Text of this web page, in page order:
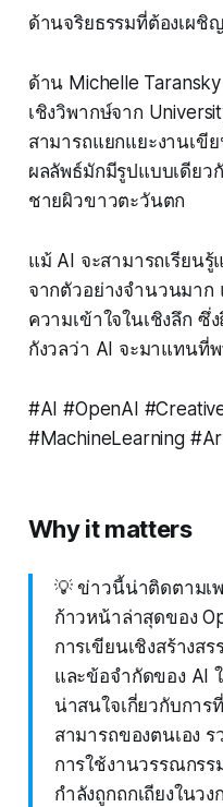
ด้านจริยธรรมที่ต้องเผชิ
ด้าน Michelle
เชิงวิพากษ์จาก
สามารถแยกแยะงานเขี
ผลลัพธ์มักมีรูปแบบเดีย
ชายผิวขาวตะวันตก
แม้ AI จะสามารถเรียน
จากตัวอย่างจำนวนมา
ความเข้าใจในเชิงลึก
กังวลว่า AI จะมาแทนที่
#AI #OpenAI
#MachineLearning
Why it matters
💡 ข่าวนี้น่าติดตามเ
ก้าวหน้าล่าสุดของ
การเขียนเชิงสร้างส
และข้อจำกัดของ AI
น่าสนใจเกี่ยวกับการ
สามารถของตนเอง
การใช้งานวรรณกร
กำลังถูกถกเถียงในว